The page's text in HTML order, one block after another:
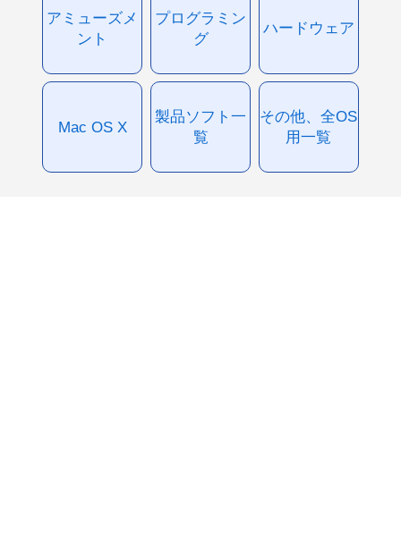
アミューズメ
ント
プログラミン
グ
ハードウェア
Mac OS X
製品ソフト一
覧
その他、全OS
用一覧